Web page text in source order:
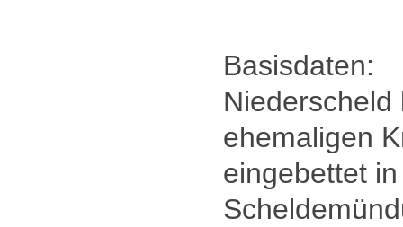
Basisdaten:
ehemaligen
eingebettet